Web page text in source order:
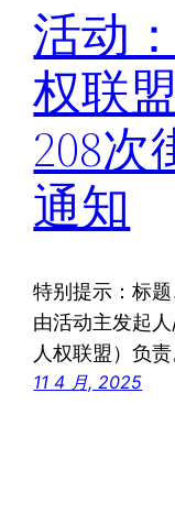
活动
权联
208次
通知
特别提示：标
由活动主发起
人权联盟）负
11 4 月, 2025